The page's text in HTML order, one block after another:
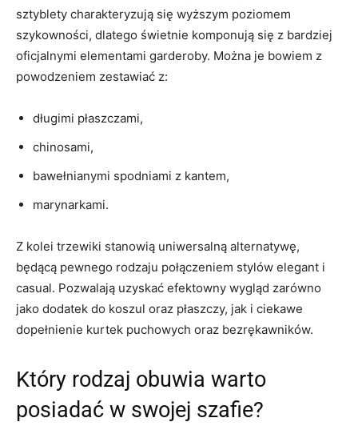
sztyblety charakteryzują się wyższym poziomem
szykowności, dlatego świetnie komponują się z bardziej
oficjalnymi elementami garderoby. Można je bowiem z
powodzeniem zestawiać z:
długimi płaszczami,
chinosami,
bawełnianymi spodniami z kantem,
marynarkami.
Z kolei trzewiki stanowią uniwersalną alternatywę,
będącą pewnego rodzaju połączeniem stylów elegant i
casual. Pozwalają uzyskać efektowny wygląd zarówno
jako dodatek do koszul oraz płaszczy, jak i ciekawe
dopełnienie kurtek puchowych oraz bezrękawników.
Który rodzaj obuwia warto
posiadać w swojej szafie?